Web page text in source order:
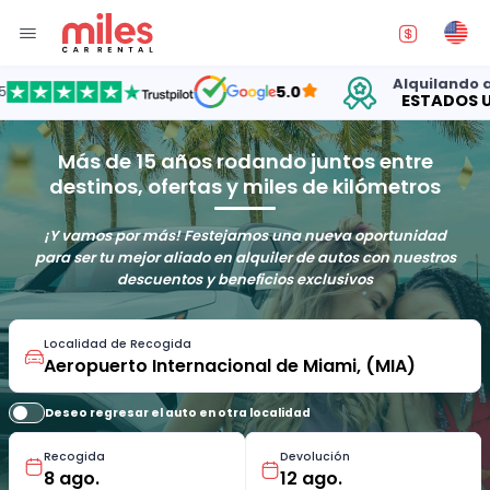
5.0 Alquilando
ESTADOS
Más de 15 años rodando juntos entre
destinos, ofertas y miles de kilómetros
¡Y vamos por más! Festejamos una nueva oportunidad
para ser tu mejor aliado en alquiler de autos con nuestros
descuentos y beneficios exclusivos
Localidad de Recogida
Deseo regresar el auto en otra localidad
Recogida Devolución